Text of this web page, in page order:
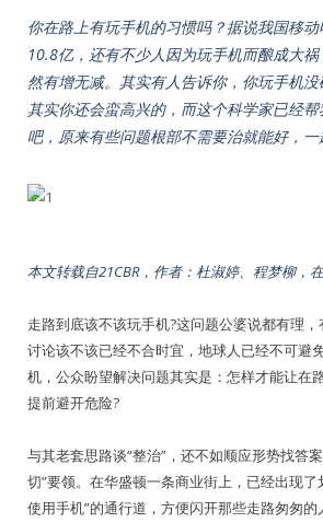
你在路上有玩手机的习惯吗？据说我国移
10.8亿，还有不少人因为玩手机而酿成大
然有增无减。其实有人告诉你，你玩手机没
其实你还会蛮高兴的，而这个科学家已经
吧，原来有些问题根部不需要治就能好，
本文转载自21CBR，作者：杜淑婷、程梦柳，
走路到底该不该玩手机?这问题公婆说都有理
讨论该不该已经不合时宜，地球人已经不可避
机，公众盼望解决问题其实是：怎样才能让在
提前避开危险?
与其老套思路谈“整治”，还不如顺应形势找答
切”要领。在华盛顿一条商业街上，已经出现了
使用手机”的通行道，方便闪开那些走路匆匆的